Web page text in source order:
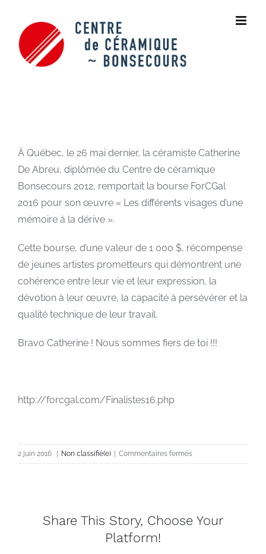
content
À Québec, le 26 mai dernier, la céramiste Catherine
De Abreu, diplômée du Centre de céramique
Bonsecours 2012, remportait la bourse ForCGal
2016 pour son œuvre « Les différents visages d’une
mémoire à la dérive ».
Cette bourse, d’une valeur de 1 000 $, récompense
de jeunes artistes prometteurs qui démontrent une
cohérence entre leur vie et leur expression, la
dévotion à leur œuvre, la capacité à persévérer et la
qualité technique de leur travail.
Bravo Catherine ! Nous sommes fiers de toi !!!
http://forcgal.com/Finalistes16.php
2 juin 2016 | Non classifié(e) | Commentaires ferméssur
DE
LA
Share This Story, Choose Your
Platform!